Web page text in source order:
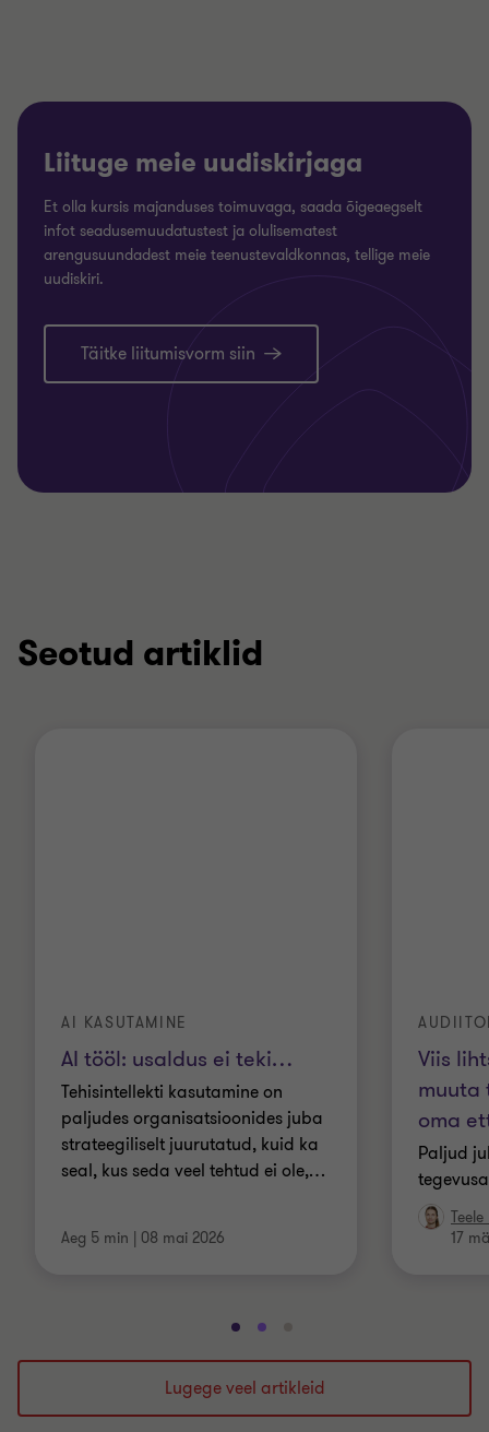
Liituge meie uudiskirjaga
Et olla kursis majanduses toimuvaga, saada õigeaegselt
infot seadusemuudatustest ja olulisematest
arengusuundadest meie teenustevaldkonnas, tellige meie
uudiskiri.
Täitke liitumisvorm siin
Seotud artiklid
AI tööl: usaldus ei teki…
AI KASUTAMINE
Tehisintellekti kasutamine on
paljudes organisatsioonides juba
strateegiliselt juurutatud, kuid ka
seal, kus seda veel tehtud ei ole,…
Aeg 5 min | 08 mai 2026
Viis
muuta
oma
Paljud
17
Mine
slaidile
1
/
Mine
slaidile
2
/
slaidile
3
/
Lugege veel artikleid